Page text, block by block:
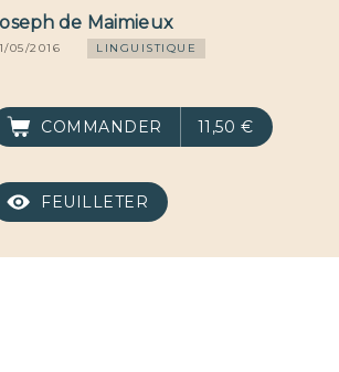
de Maimieux
05/2016 LINGUISTIQUE
COMMANDER 11,50 €
FEUILLETER